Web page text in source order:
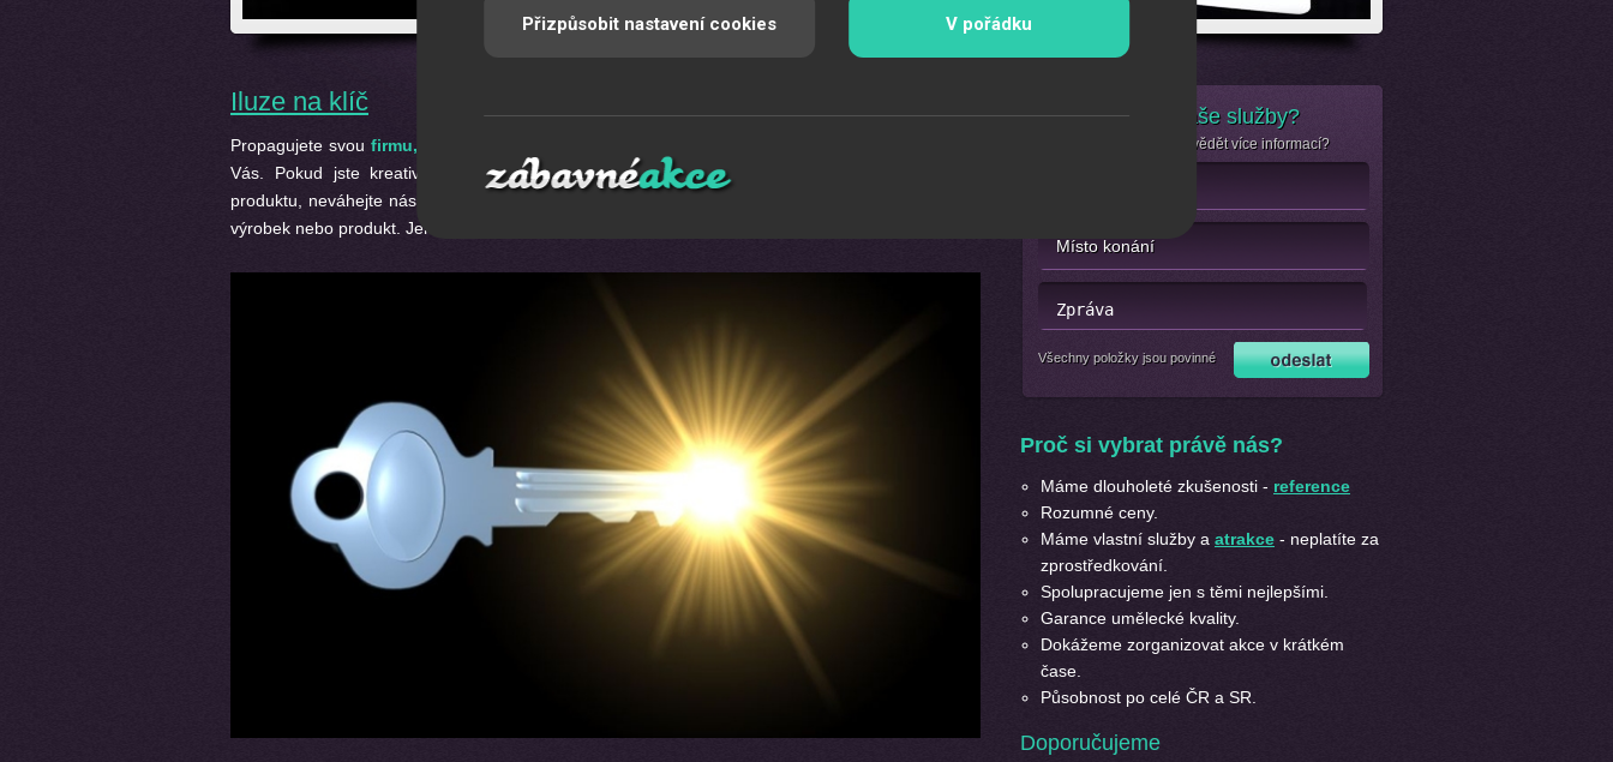
Iluze na klíč
Propagujete svou firmu,
Vás. Pokud jste kreativní firma a hledáte nový aoriginální
produktu, neváhejte nás
výrobek nebo produkt. Jen u nás máte na výběr.
Máte zájem o naše služby?
Nebo se jen chcete dozvědět více informací?
Všechny položky jsou povinné
Proč si vybrat právě nás?
Máme dlouholeté zkušenosti - reference
Rozumné ceny.
Máme vlastní služby a atrakce - neplatíte za
zprostředkování.
Spolupracujeme jen s těmi nejlepšími.
Garance umělecké kvality.
Dokážeme zorganizovat akce v krátkém
čase.
Působnost po celé ČR a SR.
Doporučujeme
Přizpůsobit nastavení cookies V pořádku